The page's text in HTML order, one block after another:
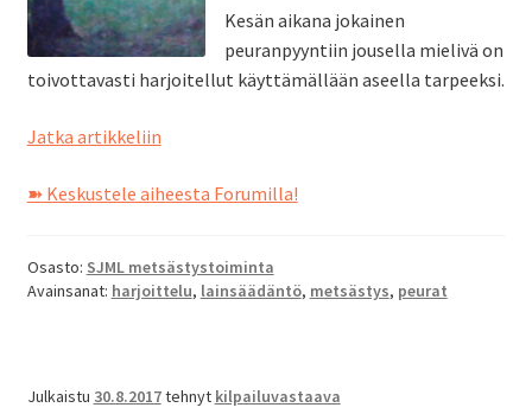
Linkit
Jäsenyys
EN
Kesän aikana jokainen
peuranpyyntiin jousella mielivä on
toivottavasti harjoitellut käyttämällään aseella tarpeeksi.
Jatka artikkeliinPeurakausi
Oletko
➽ Keskustele aiheesta Forumilla!
Osasto: SJML metsästystoiminta
Avainsanat: harjoittelu, lainsäädäntö, metsästys, peurat
Julkaistu 30.8.2017tehnyt kilpailuvastaava